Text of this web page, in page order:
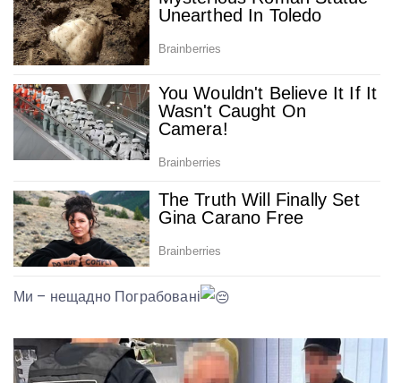
Ми – нещадно Пограбовані